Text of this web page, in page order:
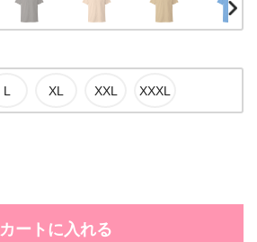
カートに入れる